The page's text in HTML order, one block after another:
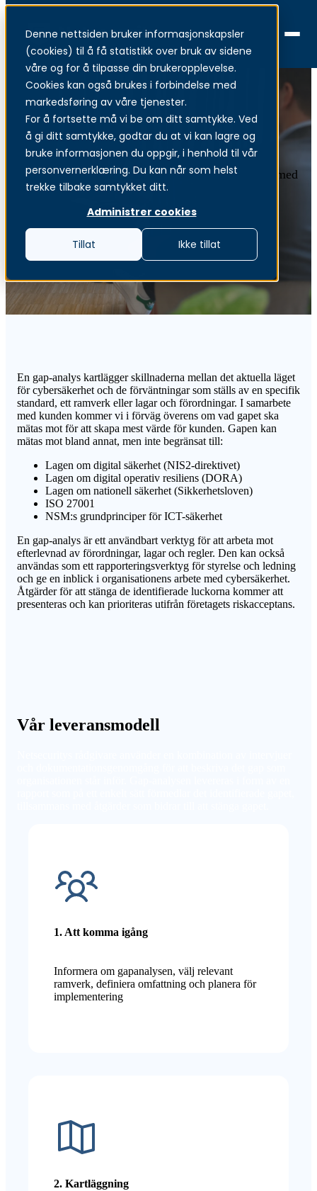
Denne nettsiden bruker informasjonskapsler
(cookies) til å få statistikk over bruk av sidene
våre og for å tilpasse din brukeropplevelse.
Cookies kan også brukes i forbindelse med
markedsføring av våre tjenester.
For å fortsette må vi be om ditt samtykke. Ved
å gi ditt samtykke, godtar du at vi kan lagre og
bruke informasjonen du oppgir, i henhold til vår
personvernerklæring. Du kan når som helst
trekke tilbake samtykket ditt.
Administrer cookies
Tillat Ikke tillat
Menu
Gap-analys
Rapporteringsverktyg för din organisations arbete med
cybersäkerhet
En gap-analys kartlägger skillnaderna mellan det aktuella läget
för cybersäkerhet och de förväntningar som ställs av en specifik
standard, ett ramverk eller lagar och förordningar. I samarbete
med kunden kommer vi i förväg överens om vad gapet ska
mätas mot för att skapa mest värde för kunden. Gapen kan
mätas mot bland annat, men inte begränsat till:
Lagen om digital säkerhet (NIS2-direktivet)
Lagen om digital operativ resiliens (DORA)
Lagen om nationell säkerhet (Sikkerhetsloven)
ISO 27001
NSM:s grundprinciper för ICT-säkerhet
En gap-analys är ett användbart verktyg för att arbeta mot
efterlevnad av förordningar, lagar och regler. Den kan också
användas som ett rapporteringsverktyg för styrelse och ledning
och ge en inblick i organisationens arbete med cybersäkerhet.
Åtgärder för att stänga de identifierade luckorna kommer att
presenteras och kan prioriteras utifrån företagets riskacceptans.
Vår leveransmodell
1. Att komma igång
Informera om gapanalysen, välj relevant
ramverk, definiera omfattning och planera för
implementering
2. Kartläggning